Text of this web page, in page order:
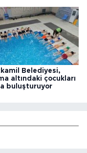
Belediyesi,
altındaki çocukları
buluşturuyor